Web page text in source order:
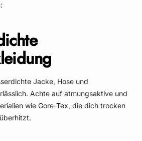
Jacke, Hose und
Achte auf atmungsaktive und
wie Gore-Tex, die dich trocken